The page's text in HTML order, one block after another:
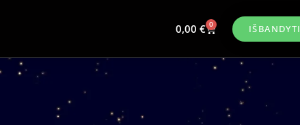
0,00 € 0 IŠBANDYTI